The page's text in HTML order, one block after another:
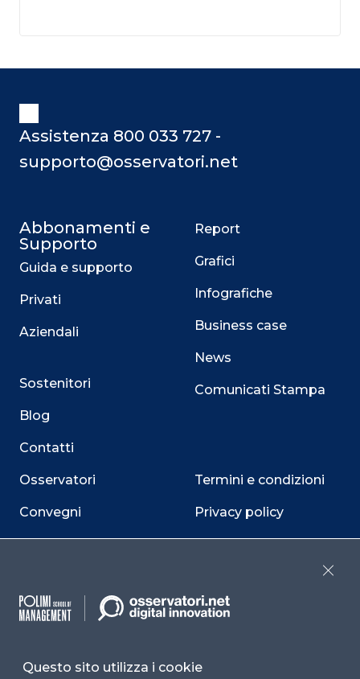
Assistenza 800 033 727 -
supporto@osservatori.net
Abbonamenti e
Supporto
Guida e supporto
Privati
Aziendali
Sostenitori
Blog
Contatti
Osservatori
Convegni
Webinar
Report
Grafici
Infografiche
Business case
News
Comunicati Stampa
Termini e condizioni
Privacy policy
Cookie policy
Dichiarazione di
Cookie Center
Questo sito utilizza i cookie